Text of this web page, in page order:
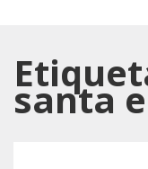
santa